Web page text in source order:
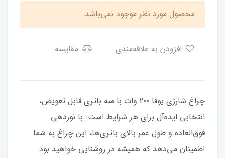
محصول مورد نظر موجود نمی‌باشد.
مقایسه
چراغ شارژی یوفا 200 وات با سه باتری قابل تعویض،
انتخابی ایده‌آل برای هر شرایط است. با نوردهی
فوق‌العاده و طول عمر بالای باتری‌ها، این چراغ به شما
اطمینان می‌دهد که همیشه در روشنایی خواهید بود.